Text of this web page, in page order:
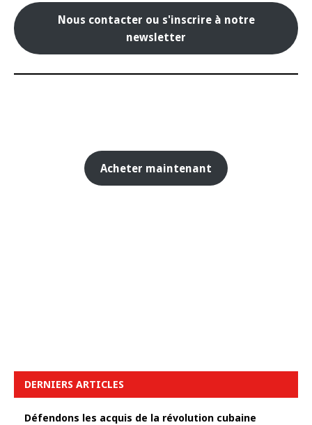
Nous contacter ou s'inscrire à notre
newsletter
Acheter maintenant
DERNIERS ARTICLES
Défendons les acquis de la révolution cubaine